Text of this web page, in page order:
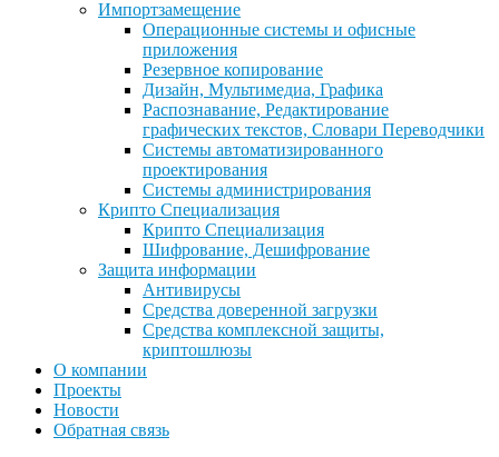
Импортзамещение
Операционные системы и офисные
приложения
Резервное копирование
Дизайн, Мультимедиа, Графика
Распознавание, Редактирование
графических текстов, Словари Переводчики
Системы автоматизированного
проектирования
Системы администрирования
Крипто Специализация
Крипто Специализация
Шифрование, Дешифрование
Защита информации
Антивирусы
Средства доверенной загрузки
Средства комплексной защиты,
криптошлюзы
О компании
Проекты
Новости
Обратная связь